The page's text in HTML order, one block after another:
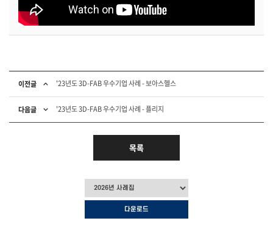
이전글 '23년도 3D-FAB 우수기업 사례 - 보아스헬스
다음글 '23년도 3D-FAB 우수기업 사례 - 플리지
목록
다운로드